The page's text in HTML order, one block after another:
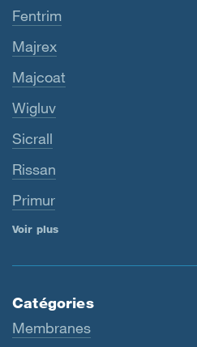
Fentrim
Majrex
Majcoat
Wigluv
Sicrall
Rissan
Primur
Voir plus
Catégories
Membranes